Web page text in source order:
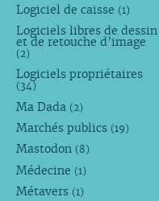
Logiciel de caisse (1)
Logiciels libres de dessin
et de retouche d’image
(2)
Logiciels propriétaires
(34)
Ma Dada (2)
Marchés publics (19)
Mastodon (8)
Médecine (1)
Métavers (1)